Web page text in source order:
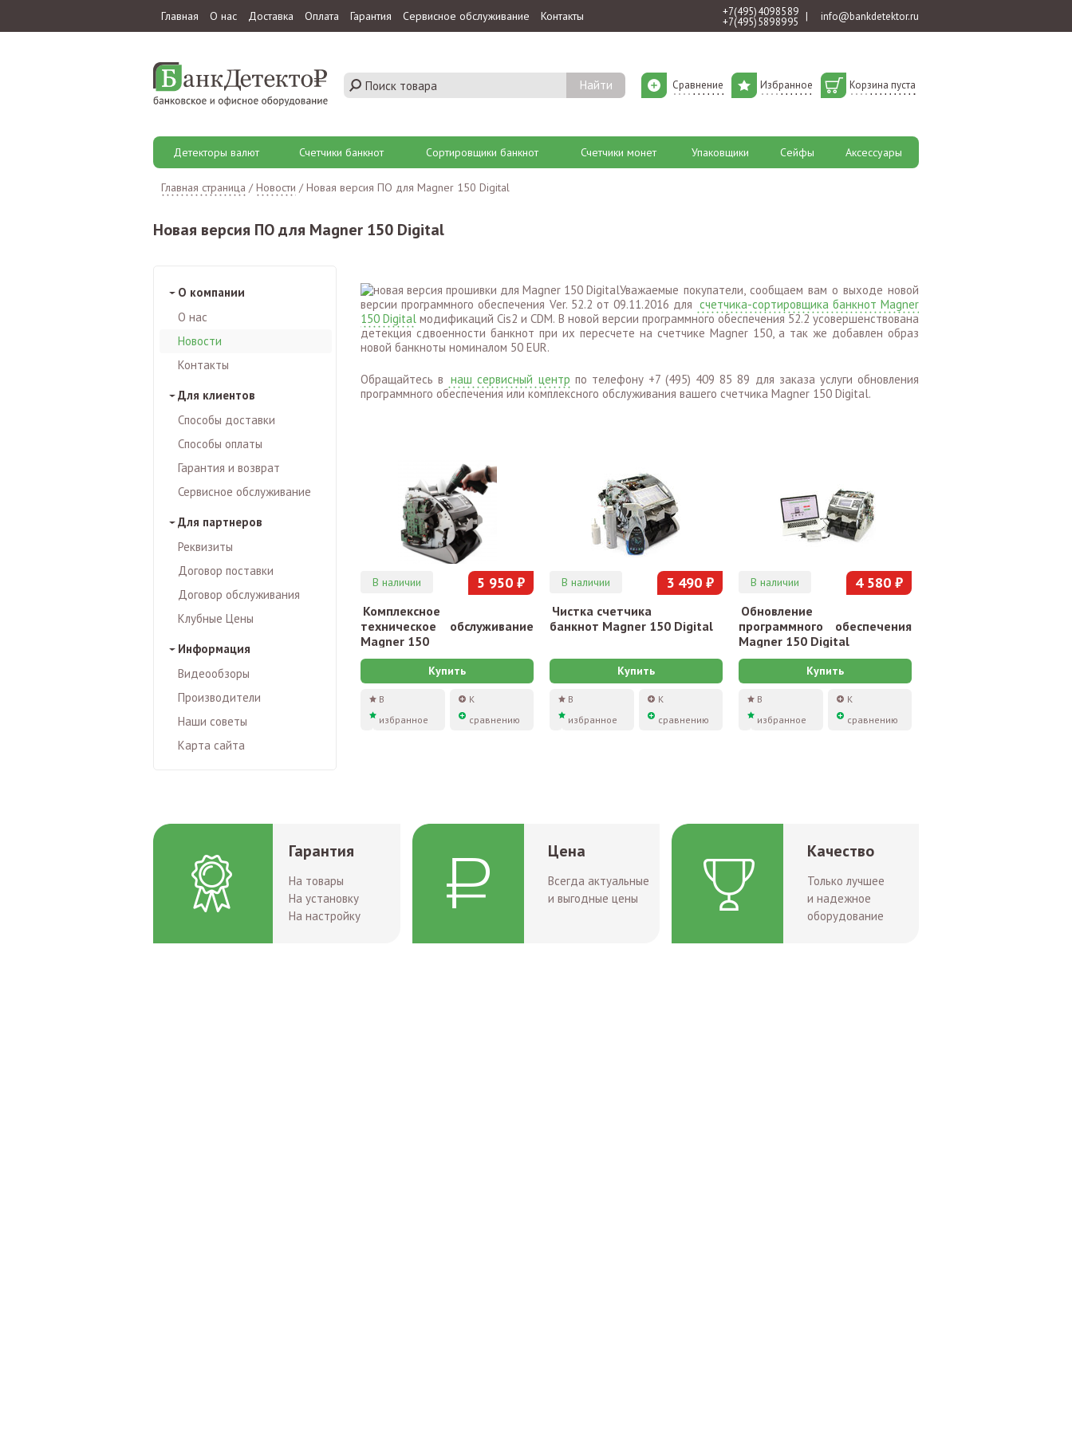
Главная О нас Доставка Оплата Гарантия Сервисное обслуживание Контакты +7 (495) 409 85 89
+7 (495) 589 89 95 | info@bankdetektor.ru
Сравнение Избранное Корзина пуста
Детекторы валют Счетчики банкнот Сортировщики банкнот Счетчики монет Упаковщики Сейфы Аксессуары
Главная страница /Новости /Новая версия ПО для Magner 150 Digital
Новая версия ПО для Magner 150 Digital
О компании
О нас
Новости
Контакты
Для клиентов
Способы доставки
Способы оплаты
Гарантия и возврат
Сервисное обслуживание
Для партнeров
Реквизиты
Договор поставки
Договор обслуживания
Клубные Цены
Информация
Видеообзоры
Производители
Наши советы
Карта сайта
Уважаемые покупатели, сообщаем вам о выходе новой
версии программного обеспечения Ver. 52.2 от 09.11.2016 для счетчика-сортировщика банкнот Magner
150 Digital модификаций Cis2 и CDM. В новой версии программного обеспечения 52.2 усовершенствована
детекция сдвоенности банкнот при их пересчете на счетчике Magner 150, а так же добавлен образ
новой банкноты номиналом 50 EUR.
Обращайтесь в наш сервисный центр по телефону +7 (495) 409 85 89 для заказа услуги обновления
программного обеспечения или комплексного обслуживания вашего счетчика Magner 150 Digital.
В наличии 5 950 ₽
Комплексное
техническое обслуживание
Magner 150
Купить
В
избранное
К
сравнению
В наличии 3 490 ₽
Чистка счетчика
банкнот Magner 150 Digital
Купить
В
избранное
К
сравнению
В наличии 4 580 ₽
Обновление
программного обеспечения
Magner 150 Digital
Купить
В
избранное
К
сравнению
Гарантия
На товары
На установку
На настройку
Цена
Всегда актуальные
и выгодные цены
Качество
Только лучшее
и надежное
оборудование